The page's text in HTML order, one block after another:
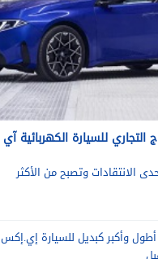
للسيارة الكهربائية آي 3 في ميونخ
الانتقادات وتصبح من الأكثر
وأكبر كبديل للسيارة إي.إكس